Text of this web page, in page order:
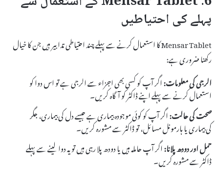
پہلے کی احتیاطیں
Mensar Tablet کا استعمال کرنے سے پہلے چند احتیاطی تدابیر ہیں جن کا خیال
رکھنا ضروری ہے:
الرجی کی معلومات:اگر آپ کو کسی بھی اجزاء سے الرجی ہے تو اس دوا کو
استعمال کرنے سے پہلے اپنے ڈاکٹر کو آگاہ کریں۔
صحت کی حالت:اگر آپ کو کوئی موجودہ بیماری ہے جیسے دل کی بیماری، جگر
کی بیماری یا ہارمونل مسائل، تو ڈاکٹر سے مشورہ کریں۔
حمل اور دودھ پلانا:اگر آپ حاملہ ہیں یا دودھ پلا رہی ہیں تو یہ دوا لینے سے پہلے
ڈاکٹر سے مشورہ کریں۔